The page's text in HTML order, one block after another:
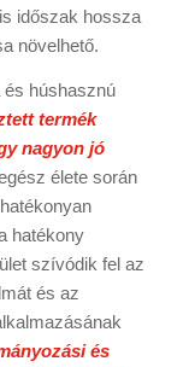
időszak hossza
növelhető.
húshasznú
termék
nagyon jó
élete során
hatékony
szívódik fel az
és az
és